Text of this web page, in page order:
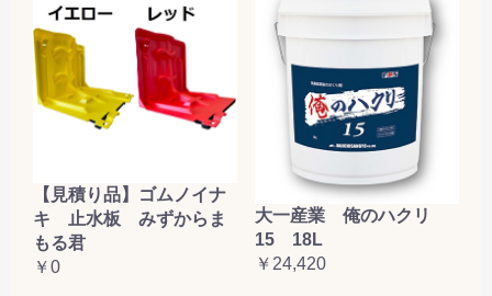
【見積り品】ゴムノイナ
キ 止水板 みずからま
もる君
￥0
大一産業 俺のハクリ
15 18L
￥24,420